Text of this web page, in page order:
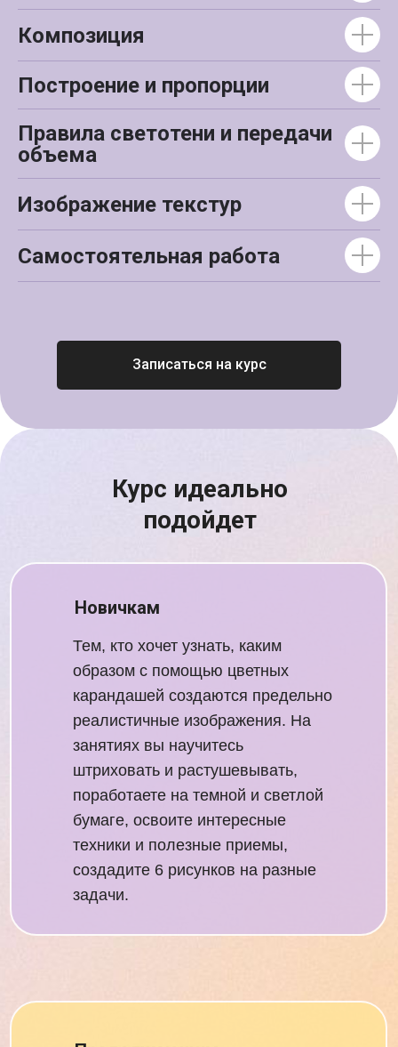
Композиция
Построение и пропорции
Правила светотени и передачи
объема
Изображение текстур
Самостоятельная работа
Записаться на курс
Новичкам
Тем, кто хочет узнать, каким
образом с помощью цветных
карандашей создаются предельно
реалистичные изображения. На
занятиях вы научитесь
штриховать и растушевывать,
поработаете на темной и светлой
бумаге, освоите интересные
техники и полезные приемы,
создадите 6 рисунков на разные
задачи.
Курс идеально
подойдет